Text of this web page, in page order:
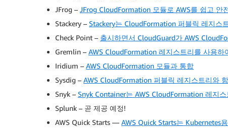
JFrog – JFrog CloudFormation 모듈로 AWS를 쉽고 안
Stackery – Stackery는 CloudFormation 퍼블릭 레지스
Check Point – 출시하면서 CloudGuard가 AWS
Gremlin – AWS CloudFormation 레지스트리를 사용
Iridium – AWS CloudFormation 모듈과 통합
Sysdig – AWS CloudFormation 퍼블릭 레지스트리와
Snyk – Snyk Container는 AWS CloudFormation 레지
Splunk – 곧 제공 예정!
AWS Quick Starts — AWS Quick Starts는 Kubernetes